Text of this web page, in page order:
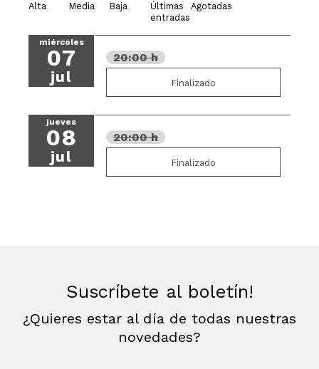
Alta Media Baja
Últimas
entradas
Agotadas
miércoles
07
jul
20:00 h
Finalizado
jueves
08
jul
20:00 h
Finalizado
Suscríbete al boletín!
¿Quieres estar al día de todas nuestras
novedades?